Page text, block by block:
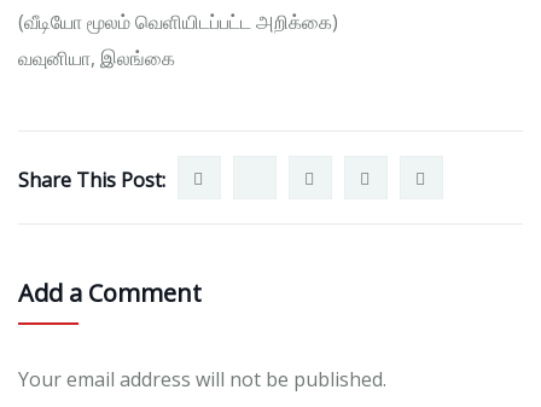
(வீடியோ மூலம் வெளியிடப்பட்ட அறிக்கை)
வவுனியா, இலங்கை
Share This Post:
Add a Comment
Your email address will not be published.